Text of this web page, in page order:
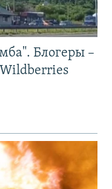
Блогеры –
Wildberries